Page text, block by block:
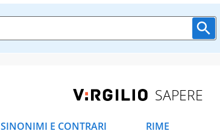
SAPERE
SINONIMI E CONTRARI
RIME